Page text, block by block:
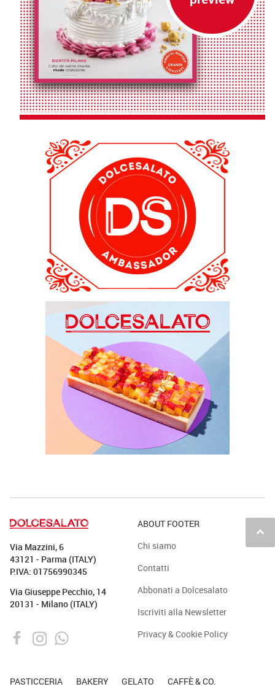
keyboard_arrow_up
Via Mazzini, 6
43121 - Parma (ITALY)
P.IVA: 01756990345
Via Giuseppe Pecchio, 14
20131 - Milano (ITALY)
ABOUT FOOTER
Chi siamo
Contatti
Abbonati a Dolcesalato
Iscriviti alla Newsletter
Privacy & Cookie Policy
PASTICCERIA BAKERY GELATO CAFFÈ & CO.